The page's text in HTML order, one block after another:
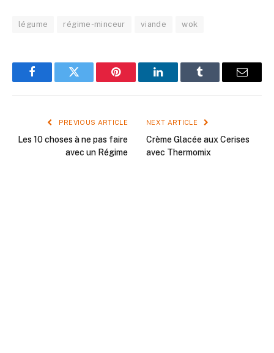
légume régime-minceur viande wok
FacebookTwitter Pinterest LinkedInTumblr Email
PREVIOUS ARTICLE
Les 10 choses à ne pas faire
avec un Régime
NEXT ARTICLE
Crème Glacée aux Cerises
avec Thermomix